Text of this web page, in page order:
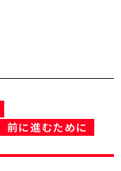
に進むために